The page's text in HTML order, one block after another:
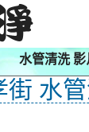
水管清洗 影
街 水